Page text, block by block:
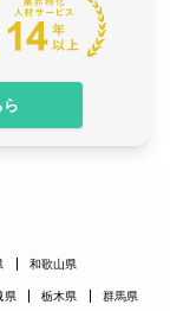
和歌山県
県 栃木県 群馬県